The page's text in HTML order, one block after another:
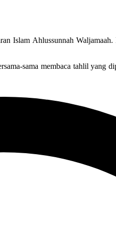
Islam Ahlussunnah
sama membaca tahlil